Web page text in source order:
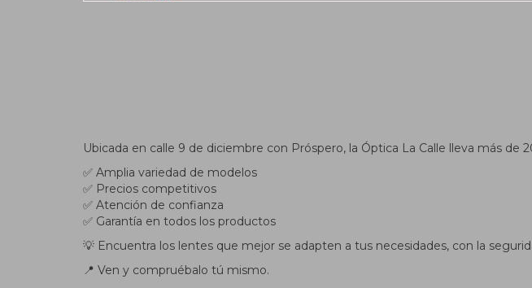
Ubicada en calle 9 de diciembre con Próspero, la Óptica La Calle lleva más
✅ Amplia variedad de modelos
✅ Precios competitivos
✅ Atención de confianza
✅ Garantía en todos los productos
💡 Encuentra los lentes que mejor se adapten a tus necesidades, con la
📍 Ven y compruébalo tú mismo.